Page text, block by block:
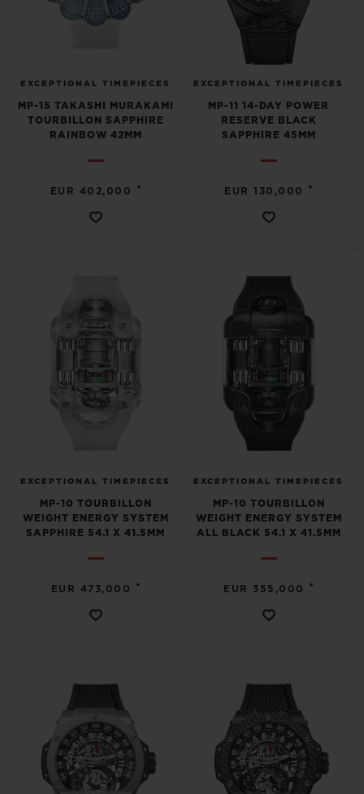
EXCEPTIONAL TIMEPIECES
MP-15 TAKASHI MURAKAMI
TOURBILLON SAPPHIRE
RAINBOW 42MM
EUR 402,000 •
EXCEPTIONAL TIMEPIECES
MP-11 14-DAY POWER
RESERVE BLACK
SAPPHIRE 45MM
EUR 130,000 •
EXCEPTIONAL TIMEPIECES
MP-10 TOURBILLON
WEIGHT ENERGY SYSTEM
SAPPHIRE 54.1 X 41.5MM
EUR 473,000 •
EXCEPTIONAL TIMEPIECES
MP-10 TOURBILLON
WEIGHT ENERGY SYSTEM
ALL BLACK 54.1 X 41.5MM
EUR 355,000 •